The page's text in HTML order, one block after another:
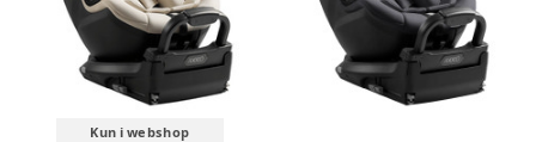
Kun i webshop